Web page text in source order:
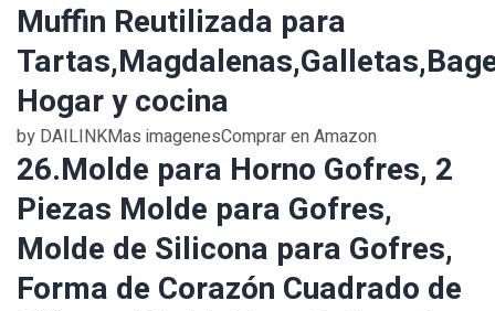
Muffin Reutilizada para
Hogar y cocina
by DAILINKMas imagenesComprar en Amazon
26.Molde para Horno Gofres, 2
Piezas Molde para Gofres,
Molde de Silicona para Gofres,
Forma de Corazón Cuadrado de